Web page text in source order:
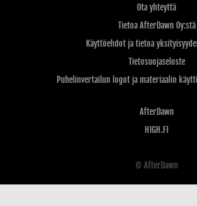
Ota yhteyttä
Tietoa AfterDawn Oy:stä
Käyttöehdot ja tietoa
Tietosuojaseloste
Puhelinvertailun logot ja materiaalin
AfterDawn
HIGH.FI
© AfterDawn